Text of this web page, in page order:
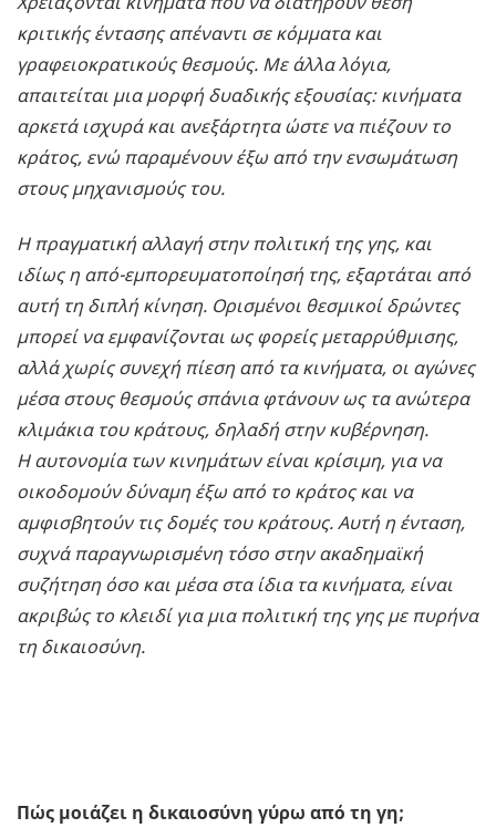
κριτικής έντασης απέναντι σε κόμματα και
γραφειοκρατικούς θεσμούς. Με άλλα λόγια,
απαιτείται μια μορφή δυαδικής εξουσίας: κινήματα
αρκετά ισχυρά και ανεξάρτητα ώστε να πιέζουν το
κράτος, ενώ παραμένουν έξω από την ενσωμάτωση
στους μηχανισμούς του.
Η πραγματική αλλαγή στην πολιτική της γης, και
ιδίως η από-εμπορευματοποίησή της, εξαρτάται από
αυτή τη διπλή κίνηση. Ορισμένοι θεσμικοί δρώντες
μπορεί να εμφανίζονται ως φορείς μεταρρύθμισης,
αλλά χωρίς συνεχή πίεση από τα κινήματα, οι αγώνες
μέσα στους θεσμούς σπάνια φτάνουν ως τα ανώτερα
κλιμάκια του κράτους, δηλαδή στην κυβέρνηση.
Η αυτονομία των κινημάτων είναι κρίσιμη, για να
οικοδομούν δύναμη έξω από το κράτος και να
αμφισβητούν τις δομές του κράτους. Αυτή η ένταση,
συχνά παραγνωρισμένη τόσο στην ακαδημαϊκή
συζήτηση όσο και μέσα στα ίδια τα κινήματα, είναι
ακριβώς το κλειδί για μια πολιτική της γης με πυρήνα
τη δικαιοσύνη.
Πώς μοιάζει η δικαιοσύνη γύρω από τη γη;